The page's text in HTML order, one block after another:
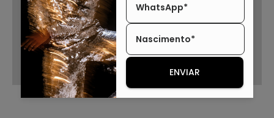
AVISAR!
WhatsApp*
Nascimento*
ENVIAR